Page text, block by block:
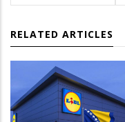
RELATED ARTICLES